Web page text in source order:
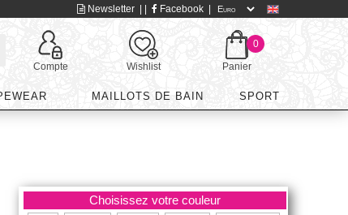
Newsletter Facebook
Compte Wishlist
0
Panier
MAILLOTS DE BAIN SPORT
Choisissez votre couleur